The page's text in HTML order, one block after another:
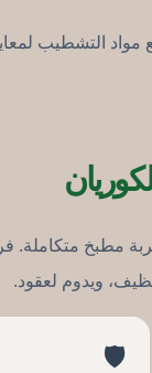
التشطيب
متكاملة.
ويدوم لعقود.
🛡️